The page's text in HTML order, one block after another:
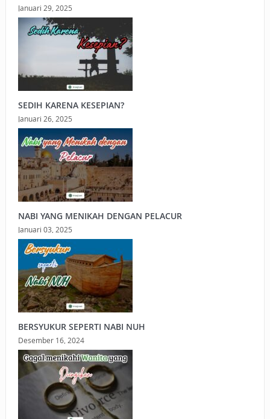
Januari 29, 2025
SEDIH KARENA KESEPIAN?
Januari 26, 2025
NABI YANG MENIKAH DENGAN PELACUR
Januari 03, 2025
BERSYUKUR SEPERTI NABI NUH
Desember 16, 2024